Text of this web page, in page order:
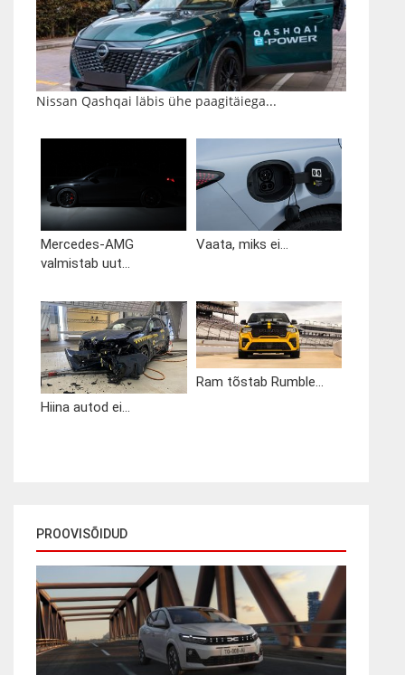
Nissan Qashqai läbis ühe paagitäiega...
Mercedes-AMG
valmistab uut...
Vaata, miks ei...
Hiina autod ei...
Ram tõstab Rumble...
PROOVISÕIDUD